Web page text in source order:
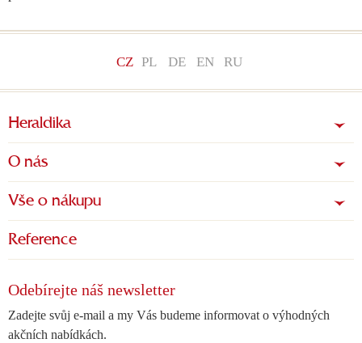
CZ PL DE EN RU
Heraldika
O nás
Vše o nákupu
Reference
Odebírejte náš newsletter
Zadejte svůj e-mail a my Vás budeme informovat o výhodných
akčních nabídkách.